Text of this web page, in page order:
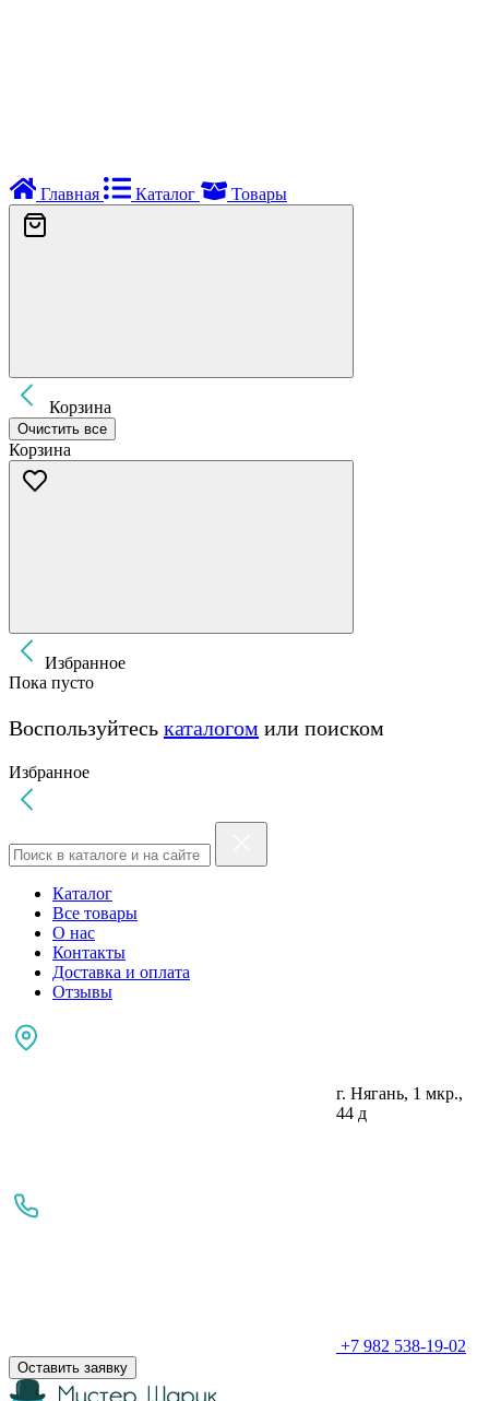
Главная Каталог Товары
Корзина
Очистить все
Корзина
Избранное
Пока пусто
Воспользуйтесь каталогом или поиском
Избранное
Каталог
Все товары
О нас
Контакты
Доставка и оплата
Отзывы
г. Нягань, 1 мкр.,
44 д
+7 982 538-19-02
Оставить заявку